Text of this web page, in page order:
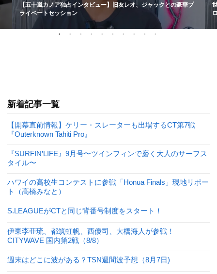
【五十嵐カノア独占インタビュー】旧友レオ、ジャックとの豪華プ
ライベートセッション
新着記事一覧
【開幕直前情報】ケリー・スレーターも出場するCT第7戦
『Outerknown Tahiti Pro』
『SURFIN’LIFE』9月号〜ツインフィンで磨く大人のサーフス
タイル〜
ハワイの高校生コンテストに参戦「Honua Finals」現地リポー
ト（高橋みなと）
S.LEAGUEがCTと同じ背番号制度をスタート！
伊東李亜琉、都筑虹帆、西優司、大橋海人が参戦！
CITYWAVE 国内第2戦（8/8）
週末はどこに波がある？TSN週間波予想（8月7日)